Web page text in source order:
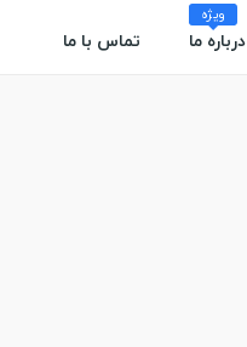
درباره ما
ویژه
تماس با ما